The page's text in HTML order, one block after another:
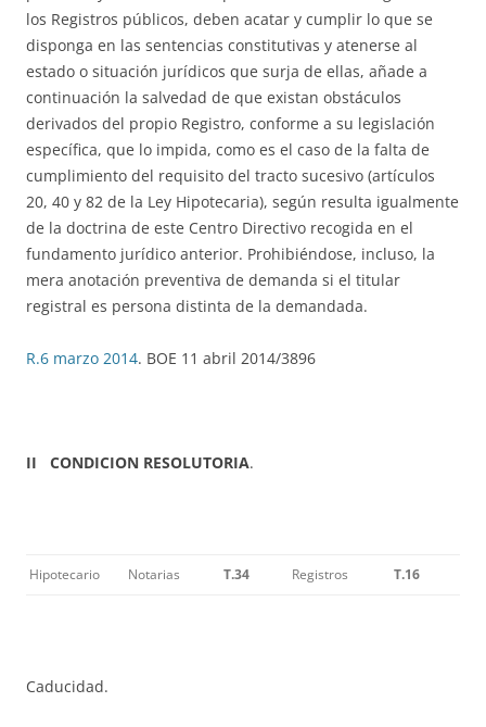
los Registros públicos, deben acatar y cumplir lo que se
disponga en las sentencias constitutivas y atenerse al
estado o situación jurídicos que surja de ellas, añade a
continuación la salvedad de que existan obstáculos
derivados del propio Registro, conforme a su legislación
específica, que lo impida, como es el caso de la falta de
cumplimiento del requisito del tracto sucesivo (artículos
20, 40 y 82 de la Ley Hipotecaria), según resulta igualmente
de la doctrina de este Centro Directivo recogida en el
fundamento jurídico anterior. Prohibiéndose, incluso, la
mera anotación preventiva de demanda si el titular
registral es persona distinta de la demandada.
R.6 marzo 2014. BOE 11 abril 2014/3896
II CONDICION RESOLUTORIA.
Hipotecario Notarias T.34 Registros T.16
Caducidad.